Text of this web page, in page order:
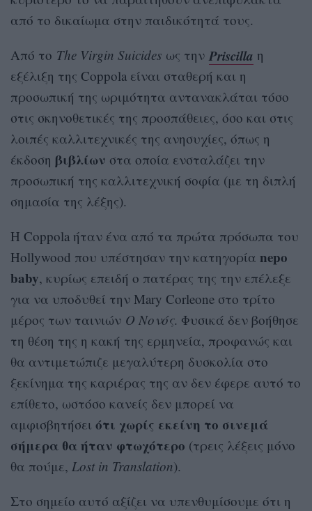
από το δικαίωμα στην παιδικότητά τους.
Από το The Virgin Suicides ως την Priscilla η
εξέλιξη της Coppola είναι σταθερή και η
προσωπική της ωριμότητα αντανακλάται τόσο
στις σκηνοθετικές της προσπάθειες, όσο και στις
λοιπές καλλιτεχνικές της ανησυχίες, όπως η
έκδοση βιβλίων στα οποία ενσταλάζει την
προσωπική της καλλιτεχνική σοφία (με τη διπλή
σημασία της λέξης).
Η Coppola ήταν ένα από τα πρώτα πρόσωπα του
Hollywood που υπέστησαν την κατηγορία nepo
baby, κυρίως επειδή ο πατέρας της την επέλεξε
για να υποδυθεί την Mary Corleone στο τρίτο
μέρος των ταινιών Ο Νονός. Φυσικά δεν βοήθησε
τη θέση της η κακή της ερμηνεία, προφανώς και
θα αντιμετώπιζε μεγαλύτερη δυσκολία στο
ξεκίνημα της καριέρας της αν δεν έφερε αυτό το
επίθετο, ωστόσο κανείς δεν μπορεί να
αμφισβητήσει ότι χωρίς εκείνη το σινεμά
σήμερα θα ήταν φτωχότερο (τρεις λέξεις μόνο
θα πούμε, Lost in Translation).
Στο σημείο αυτό αξίζει να υπενθυμίσουμε ότι η